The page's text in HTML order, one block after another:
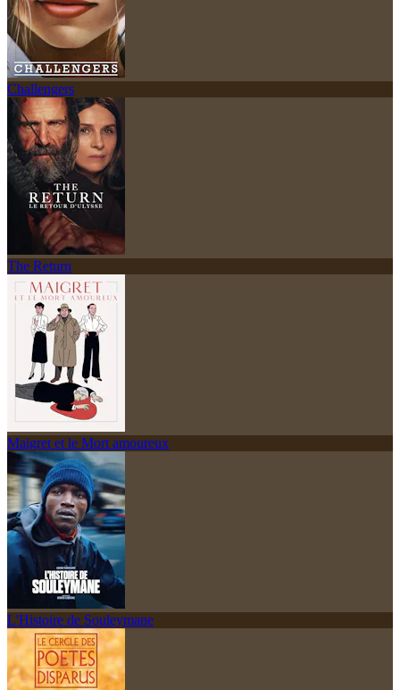
Challengers
The Return
Maigret et le Mort amoureux
L'Histoire de Souleymane